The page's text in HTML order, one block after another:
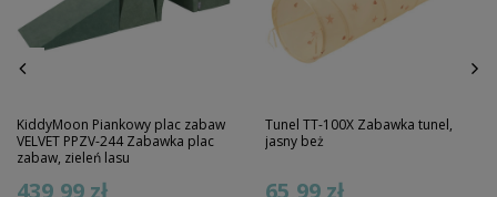
KiddyMoon Piankowy plac zabaw
VELVET PPZV-244 Zabawka plac
zabaw, zieleń lasu
439,99 zł
Tunel TT-100X Zabawka tunel,
jasny beż
65,99 zł